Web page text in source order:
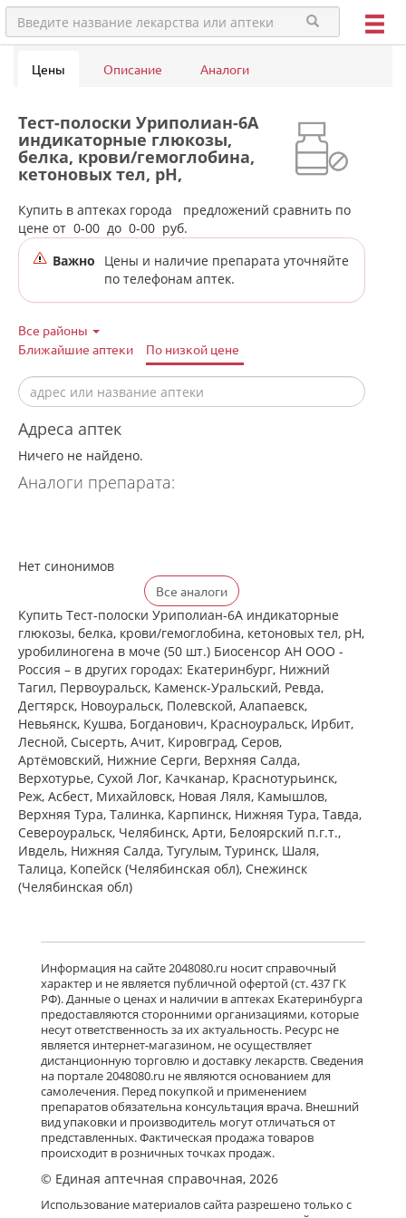
Цены Описание Аналоги
Тест-полоски Уриполиан-6А
индикаторные глюкозы,
белка, крови/гемоглобина,
кетоновых тел, pH,
уробилиногена в моче (50
шт.) Биосенсор АН ООО -
Россия в аптеках города
Ачита
Купить в аптеках города
предложений сравнить по
цене от 0-00 до 0-00 руб.
Важно
Цены и наличие препарата уточняйте
по телефонам аптек.
Все районы
Ближайшие аптеки
По низкой цене
Адреса аптек
Ничего не найдено.
Аналоги препарата:
Нет синонимов
Все аналоги
Купить Тест-полоски Уриполиан-6А индикаторные
глюкозы, белка, крови/гемоглобина, кетоновых тел, pH,
уробилиногена в моче (50 шт.) Биосенсор АН ООО -
Россия – в других городах: Екатеринбург, Нижний
Тагил, Первоуральск, Каменск-Уральский, Ревда,
Дегтярск, Новоуральск, Полевской, Алапаевск,
Невьянск, Кушва, Богданович, Красноуральск, Ирбит,
Лесной, Сысерть, Ачит, Кировград, Серов,
Артёмовский, Нижние Cерги, Верхняя Салда,
Верхотурье, Сухой Лог, Качканар, Краснотурьинск,
Реж, Асбест, Михайловск, Новая Ляля, Камышлов,
Верхняя Тура, Талинка, Карпинск, Нижняя Тура, Тавда,
Североуральск, Челябинск, Арти, Белоярский п.г.т.,
Ивдель, Нижняя Салда, Тугулым, Туринск, Шаля,
Талица, Копейск (Челябинская обл), Снежинск
(Челябинская обл)
Информация на сайте 2048080.ru носит справочный
характер и не является публичной офертой (ст. 437 ГК
РФ). Данные о ценах и наличии в аптеках Екатеринбурга
предоставляются сторонними организациями, которые
несут ответственность за их актуальность. Ресурс не
является интернет-магазином, не осуществляет
дистанционную торговлю и доставку лекарств. Сведения
на портале 2048080.ru не являются основанием для
самолечения. Перед покупкой и применением
препаратов обязательна консультация врача. Внешний
вид упаковки и производитель могут отличаться от
представленных. Фактическая продажа товаров
происходит в розничных точках продаж.
© Единая аптечная справочная, 2026
Использование материалов сайта разрешено только с